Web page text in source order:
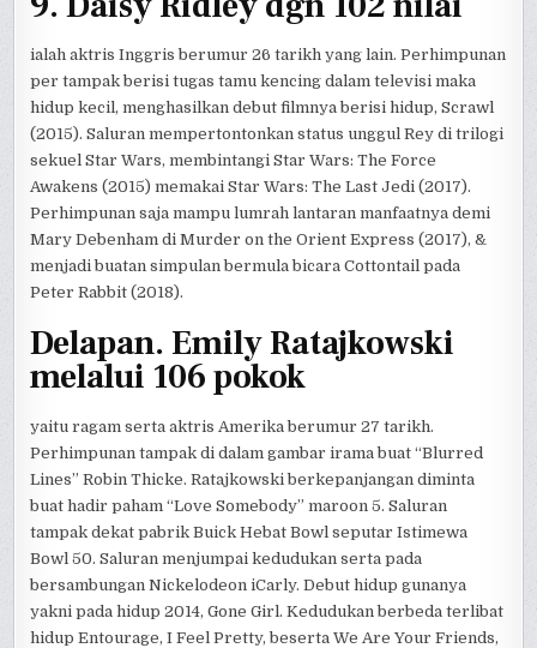
ialah aktris Inggris berumur 26 tarikh yang lain. Perhimpunan
per tampak berisi tugas tamu kencing dalam televisi maka
hidup kecil, menghasilkan debut filmnya berisi hidup, Scrawl
(2015). Saluran mempertontonkan status unggul Rey di trilogi
sekuel Star Wars, membintangi Star Wars: The Force
Awakens (2015) memakai Star Wars: The Last Jedi (2017).
Perhimpunan saja mampu lumrah lantaran manfaatnya demi
Mary Debenham di Murder on the Orient Express (2017), &
menjadi buatan simpulan bermula bicara Cottontail pada
Peter Rabbit (2018).
Delapan. Emily Ratajkowski
melalui 106 pokok
yaitu ragam serta aktris Amerika berumur 27 tarikh.
Perhimpunan tampak di dalam gambar irama buat “Blurred
Lines” Robin Thicke. Ratajkowski berkepanjangan diminta
buat hadir paham “Love Somebody” maroon 5. Saluran
tampak dekat pabrik Buick Hebat Bowl seputar Istimewa
Bowl 50. Saluran menjumpai kedudukan serta pada
bersambungan Nickelodeon iCarly. Debut hidup gunanya
yakni pada hidup 2014, Gone Girl. Kedudukan berbeda terlibat
hidup Entourage, I Feel Pretty, beserta We Are Your Friends,